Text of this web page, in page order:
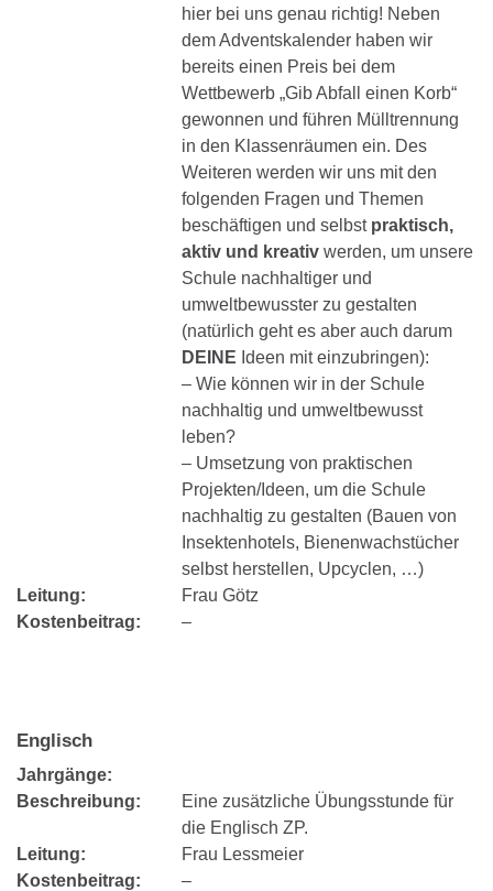
hier bei uns genau richtig! Neben
dem Adventskalender haben wir
bereits einen Preis bei dem
Wettbewerb „Gib Abfall einen Korb“
gewonnen und führen Mülltrennung
in den Klassenräumen ein. Des
Weiteren werden wir uns mit den
folgenden Fragen und Themen
beschäftigen und selbst praktisch,
aktiv und kreativ werden, um unsere
Schule nachhaltiger und
umweltbewusster zu gestalten
(natürlich geht es aber auch darum
DEINE Ideen mit einzubringen):
– Wie können wir in der Schule
nachhaltig und umweltbewusst
leben?
– Umsetzung von praktischen
Projekten/Ideen, um die Schule
nachhaltig zu gestalten (Bauen von
Insektenhotels, Bienenwachstücher
selbst herstellen, Upcyclen, …)
Leitung:
Frau Götz
Kostenbeitrag:
–
Englisch
Jahrgänge:
Beschreibung:
Eine zusätzliche Übungsstunde für
die Englisch ZP.
Leitung:
Frau Lessmeier
Kostenbeitrag:
–